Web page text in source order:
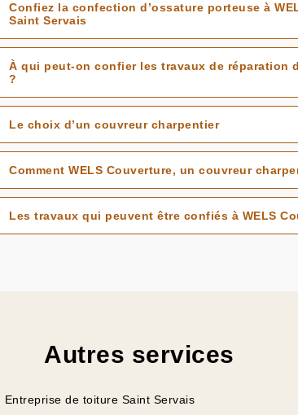
Confiez la confection d’ossature porteuse à
Saint Servais
À qui peut-on confier les travaux de réparation
?
Le choix d’un couvreur charpentier
Comment WELS Couverture, un couvreur
Les travaux qui peuvent être confiés à WELS
Autres services
Entreprise de toiture Saint Servais